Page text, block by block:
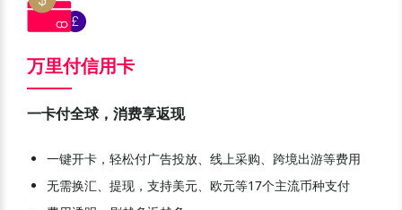
万里付信用卡
一卡付全球，消费享返现
一键开卡，轻松付广告投放、线上采购、跨境出游等费用
无需换汇、提现，支持美元、欧元等17个主流币种支付